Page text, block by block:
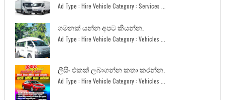
Ad Type : Hire Vehicle Category : Services ...
ගමනක් යන්න අපට කියන්න.
Ad Type : Hire Vehicle Category : Vehicles ...
ලීසිං එකක් ලබාගන්න කතා කරන්න.
Ad Type : Hire Vehicle Category : Vehicles ...